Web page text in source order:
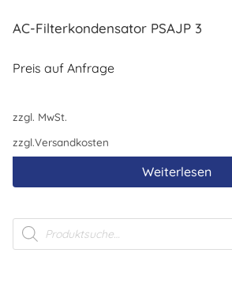
AC-Filterkondensator PSAJP 3
Preis auf Anfrage
zzgl. MwSt.
zzgl.Versandkosten
Weiterlesen
Products
search